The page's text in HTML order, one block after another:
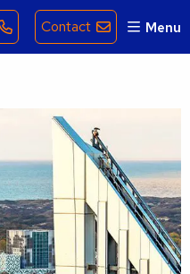
Contact Menu